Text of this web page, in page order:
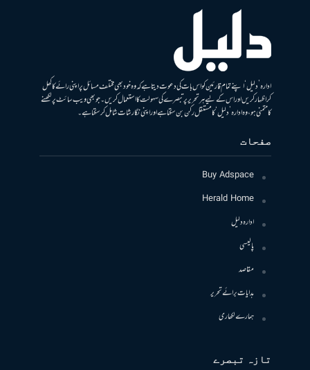
ادارہ ’دلیل‘ اپنے تمام قارئین کو اس بات کی دعوت دیتا ہے کہ وہ خود بھی مختلف مسائل پر اپنی رائے کا کھل
کر اظہار کریں اور اس کے لیے ہر تحریر پر تبصرے کی سہولت کا استعمال کریں۔ جو بھی ویب سائٹ پر لکھنے
کا متمنی ہو، وہ ادارہ ’دلیل‘ کا مستقل رکن بن سکتا ہے اور اپنی نگارشات شامل کرسکتا ہے۔
صفحات
Buy Adspace
Herald Home
ادارہ دلیل
پالیسی
مقاصد
ہدایات برائے تحریر
ہمارے لکھاری
تازہ تبصرے